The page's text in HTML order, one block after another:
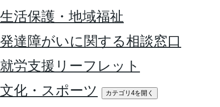
生活保護・地域福祉
発達障がいに関する相談窓口
就労支援リーフレット
文化・スポーツ
カテゴリ4を開く